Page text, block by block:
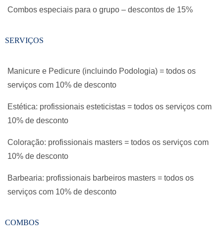
Combos especiais para o grupo – descontos de 15%
SERVIÇOS
Manicure e Pedicure (incluindo Podologia) = todos os
serviços com 10% de desconto
Estética: profissionais esteticistas = todos os serviços com
10% de desconto
Coloração: profissionais masters = todos os serviços com
10% de desconto
Barbearia: profissionais barbeiros masters = todos os
serviços com 10% de desconto
COMBOS